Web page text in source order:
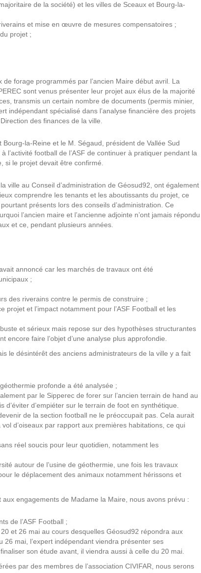
de la société) et les villes de Sceaux et Bourg-la-
et mise en œuvre de mesures compensatoires ;
projet ;
forage programmés par l’ancien Maire début avril. La
sont venus présenter leur projet aux élus de la majorité
transmis un certain nombre de documents (permis minier,
indépendant spécialisé dans l’analyse financière des projets
des finances de la ville.
la-Reine et le M. Ségaud, président de Vallée Sud
football de l’ASF de continuer à pratiquer pendant la
si le projet devait être confirmé.
ville au Conseil d’administration de Géosud92, ont également
comprendre les tenants et les aboutissants du projet, ce
présents lors des conseils d’administration. Ce
l’ancien maire et l’ancienne adjointe n’ont jamais répondu
et ce, pendant plusieurs années.
annoncé car les marchés de travaux ont été
;
des riverains contre le permis de construire ;
projet et l’impact notamment pour l’ASF Football et les
et sérieux mais repose sur des hypothèses structurantes
faire l’objet d’une analyse plus approfondie.
le désintérêt des anciens administrateurs de la ville y a fait
profonde a été analysée ;
par le Sipperec de forer sur l’ancien terrain de hand au
d’empiéter sur le terrain de foot en synthétique.
de la section football ne le préoccupait pas. Cela aurait
d’oiseaux par rapport aux premières habitations, ce qui
réel soucis pour leur quotidien, notamment les
autour de l’usine de géothermie, une fois les travaux
le déplacement des animaux notamment hérissons et
engagements de Madame la Maire, nous avons prévu :
de l’ASF Football ;
et 26 mai au cours desquelles Géosud92 répondra aux
mai, l’expert indépendant viendra présenter ses
son étude avant, il viendra aussi à celle du 20 mai.
par des membres de l’association CIVIFAR, nous serons